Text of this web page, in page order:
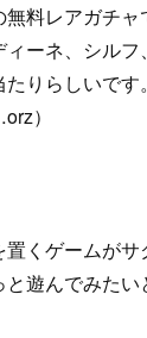
料レアガチャ
ーネ、シルフ
りらしいです
）
くゲームがサ
遊んでみたい